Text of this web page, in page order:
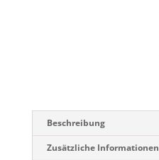
Beschreibung
Zusätzliche Informationen